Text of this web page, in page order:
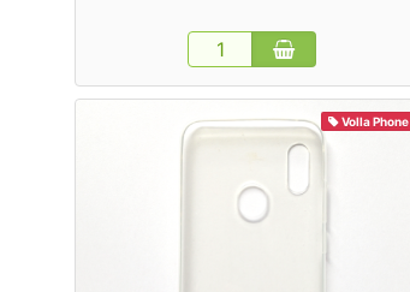
Volla Phone